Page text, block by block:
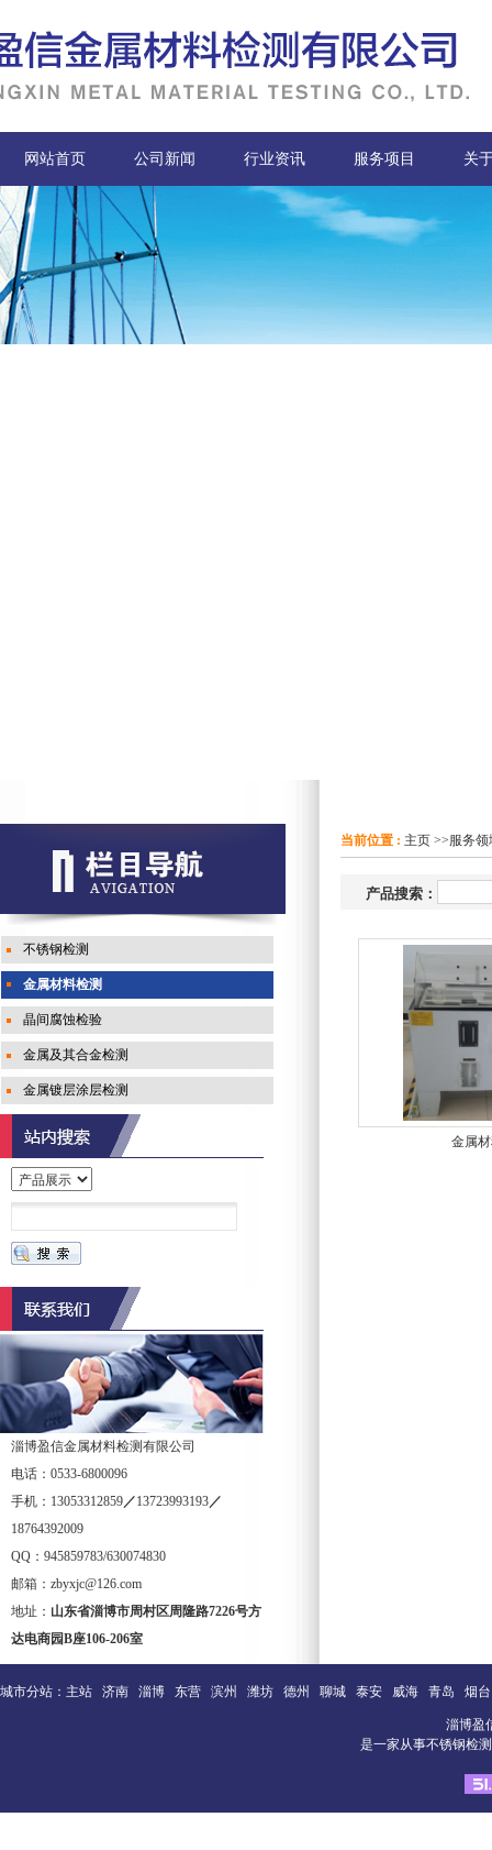
网站首页 公司新闻 行业资讯 服务项目 关
不锈钢检测
金属材料检测
晶间腐蚀检验
金属及其合金检测
金属镀层涂层检测
淄博盈信金属材料检测有限公司
电话：0533-6800096
手机：13053312859／13723993193／
18764392009
QQ：945859783/630074830
邮箱：zbyxjc@126.com
地址： 山东省淄博市周村区周隆路7226号方
达电商园B座106-206室
当前位置 : 主页 >>服务领
产品搜索：
金属
城市分站： 主站 济南 淄博 东营 滨州 潍坊 德州 聊城 泰安 威海 青岛 烟台
淄博盈
是一家从事不锈钢检